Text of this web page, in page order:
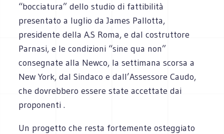
“bocciatura” dello studio di fattibilità
presentato a luglio da James Pallotta,
presidente della A.S Roma, e dal costruttore
Parnasi, e le condizioni “sine qua non”
consegnate alla Newco, la settimana scorsa a
New York, dal Sindaco e dall’Assessore Caudo,
che dovrebbero essere state accettate dai
proponenti .
Un progetto che resta fortemente osteggiato